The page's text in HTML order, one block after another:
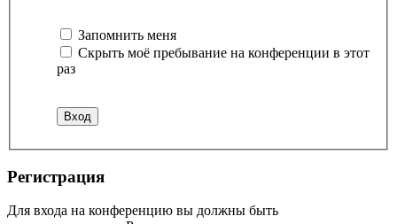
Запомнить меня
Скрыть моё пребывание на конференции в этот
раз
Регистрация
Для входа на конференцию вы должны быть